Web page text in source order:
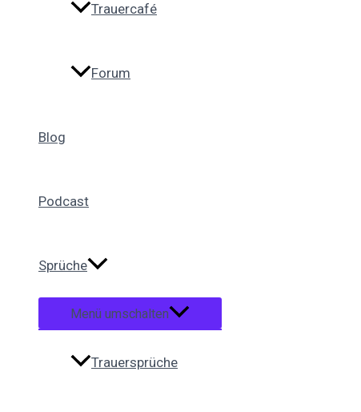
Trauercafé
Forum
Blog
Podcast
Sprüche
Menü umschalten
Trauersprüche